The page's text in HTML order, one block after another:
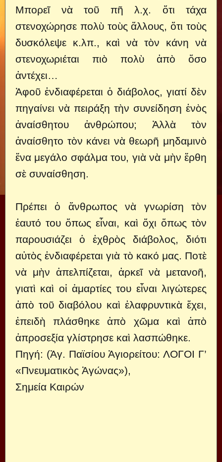
Μπορεῖ νὰ τοῦ πῆ λ.χ. ὅτι τάχα
στενοχώρησε πολὺ τοὺς ἄλλους, ὅτι τοὺς
δυσκόλεψε κ.λπ., καὶ νὰ τὸν κάνη νὰ
στενοχωριέται πιὸ πολὺ ἀπὸ ὅσο
ἀντέχει…
Ἀφοῦ ἐνδιαφέρεται ὁ διάβολος, γιατί δὲν
πηγαίνει νὰ πειράξη τὴν συνείδηση ἑνὸς
ἀναίσθητου ἀνθρώπου; Ἀλλὰ τὸν
ἀναίσθητο τὸν κάνει νὰ θεωρῆ μηδαμινὸ
ἕνα μεγάλο σφάλμα του, γιὰ νὰ μὴν ἔρθη
σὲ συναίσθηση.
Πρέπει ὁ ἄνθρωπος νὰ γνωρίση τὸν
ἑαυτό του ὅπως εἶναι, καὶ ὄχι ὅπως τὸν
παρουσιάζει ὁ ἐχθρὸς διάβολος, διότι
αὐτὸς ἐνδιαφέρεται γιὰ τὸ κακό μας. Ποτὲ
νὰ μὴν ἀπελπίζεται, ἀρκεῖ νὰ μετανοῆ,
γιατὶ καὶ οἱ ἁμαρτίες του εἶναι λιγώτερες
ἀπὸ τοῦ διαβόλου καὶ ἐλαφρυντικὰ ἔχει,
ἐπειδὴ πλάσθηκε ἀπὸ χῶμα καὶ ἀπὸ
ἀπροσεξία γλίστρησε καὶ λασπώθηκε.
Πηγή: (Ἁγ. Παϊσίου Ἁγιορείτου: ΛΟΓΟΙ Γ’
«Πνευματικὸς Ἀγώνας»),
Σημεία Καιρών